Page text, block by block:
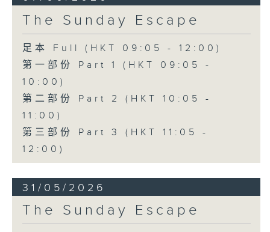
The Sunday Escape
足本 Full (HKT 09:05 - 12:00)
第一部份 Part 1 (HKT 09:05 -
10:00)
第二部份 Part 2 (HKT 10:05 -
11:00)
第三部份 Part 3 (HKT 11:05 -
12:00)
31/05/2026
The Sunday Escape